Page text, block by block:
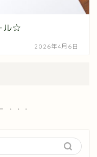
ル☆
2026年4月6日